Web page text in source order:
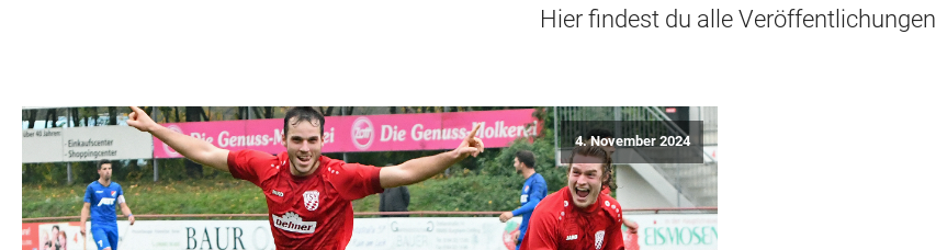
Hier findest du alle Veröffentlichungen
4. November 2024